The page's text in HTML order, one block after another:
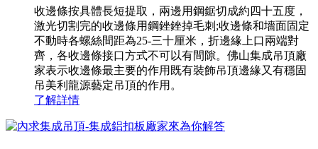
收邊條按具體長短提取，兩邊用鋼鋸切成約四十五度，
激光切割完的收邊條用鋼銼銼掉毛刺;收邊條和墻面固定
不動時各螺絲間距為25-三十厘米，折邊緣上口兩端對
齊，各收邊條接口方式不可以有間隙。佛山集成吊頂廠
家表示收邊條最主要的作用既有裝飾吊頂邊緣又有穩固
吊美利龍源藝定吊頂的作用。
了解詳情